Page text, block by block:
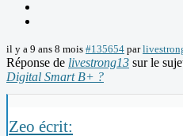
il y a 9 ans 8 mois #135654 par
Réponse de livestrong13 sur le
Digital Smart B+ ?
Zeo écrit: